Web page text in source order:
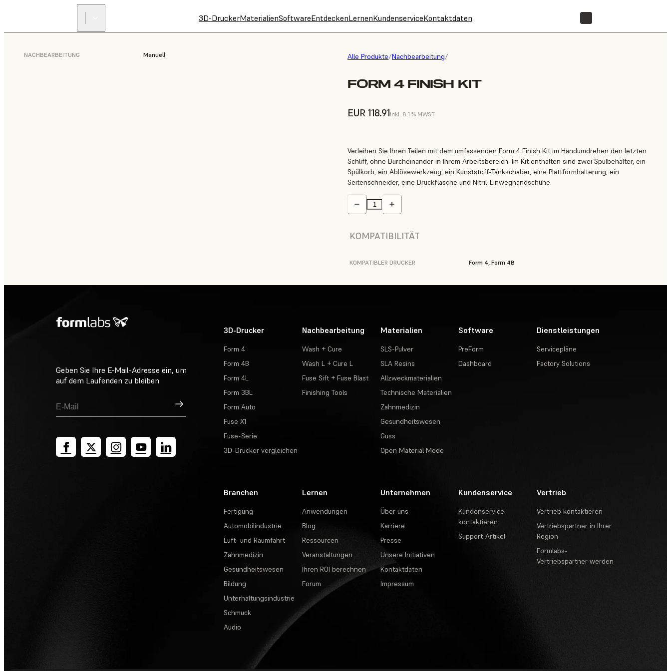
3D-DruckerMaterialienSoftwareEntdeckenLernenKundenserviceKontaktdaten
Alle Produkte/Nachbearbeitung/
FORM 4 FINISH KIT
EUR 118.91inkl. 8.1 % MWST
NACHBEARBEITUNG Manuell
Verleihen Sie Ihren Teilen mit dem umfassenden Form 4 Finish Kit im Handumdrehen den letzten
Schliff, ohne Durcheinander in Ihrem Arbeitsbereich. Im Kit enthalten sind zwei Spülbehälter, ein
Spülkorb, ein Ablösewerkzeug, ein Kunststoff-Tankschaber, eine Plattformhalterung, ein
Seitenschneider, eine Druckflasche und Nitril-Einweghandschuhe.
KOMPATIBILITÄT
KOMPATIBLER DRUCKER Form 4, Form 4B
Geben Sie Ihre E-Mail-Adresse ein, um
auf dem Laufenden zu bleiben
Registrieren
3D-Drucker
Form 4
Form 4B
Form 4L
Form 3BL
Form Auto
Fuse X1
Fuse-Serie
3D-Drucker vergleichen
Nachbearbeitung
Wash + Cure
Wash L + Cure L
Fuse Sift + Fuse Blast
Finishing Tools
Materialien
SLS-Pulver
SLA Resins
Allzweckmaterialien
Technische Materialien
Zahnmedizin
Gesundheitswesen
Guss
Open Material Mode
Software
PreForm
Dashboard
Dienstleistungen
Servicepläne
Factory Solutions
Branchen
Fertigung
Automobilindustrie
Luft- und Raumfahrt
Zahnmedizin
Gesundheitswesen
Bildung
Unterhaltungsindustrie
Schmuck
Audio
Lernen
Anwendungen
Blog
Ressourcen
Veranstaltungen
Ihren ROI berechnen
Forum
Unternehmen
Über uns
Karriere
Presse
Unsere Initiativen
Kontaktdaten
Impressum
Kundenservice
Kundenservice
kontaktieren
Support-Artikel
Vertrieb
Vertrieb kontaktieren
Vertriebspartner in Ihrer
Region
Formlabs-
Vertriebspartner werden